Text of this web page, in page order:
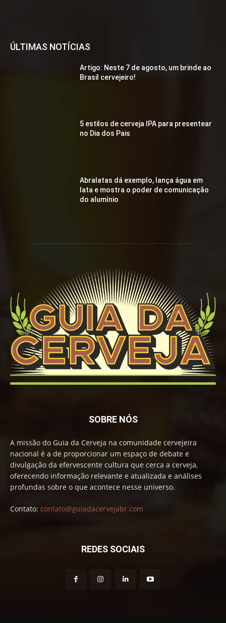
ÚLTIMAS NOTÍCIAS
Artigo: Neste 7 de agosto, um brinde ao
Brasil cervejeiro!
5 estilos de cerveja IPA para presentear
no Dia dos Pais
Abralatas dá exemplo, lança água em
lata e mostra o poder de comunicação
do alumínio
SOBRE NÓS
A missão do Guia da Cerveja na comunidade cervejeira
nacional é a de proporcionar um espaço de debate e
divulgação da efervescente cultura que cerca a cerveja,
oferecendo informação relevante e atualizada e análises
profundas sobre o que acontece nesse universo.
Contato: contato@guiadacervejabr.com
REDES SOCIAIS